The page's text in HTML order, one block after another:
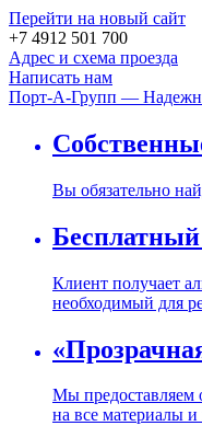
Перейти на новый сайт
+7 4912 501 700
Адрес и схема проезда
Написать нам
Порт-А-Групп —
Вы обязательно
Клиент получает
необходимый для
Мы предоставляем
на все материалы